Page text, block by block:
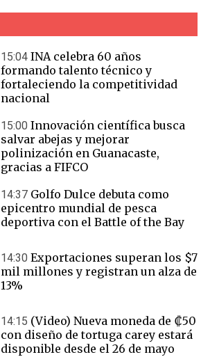
15:04 INA celebra 60 años
formando talento técnico y
fortaleciendo la competitividad
nacional
15:00 Innovación científica busca
salvar abejas y mejorar
polinización en Guanacaste,
gracias a FIFCO
14:37 Golfo Dulce debuta como
epicentro mundial de pesca
deportiva con el Battle of the Bay
14:30 Exportaciones superan los $7
mil millones y registran un alza de
13%
14:15 (Video) Nueva moneda de ₡50
con diseño de tortuga carey estará
disponible desde el 26 de mayo